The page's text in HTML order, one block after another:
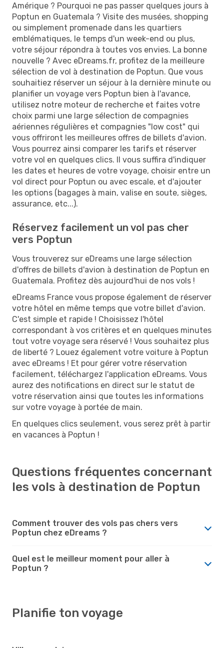
Amérique ? Pourquoi ne pas passer quelques jours à
Poptun en Guatemala ? Visite des musées, shopping
ou simplement promenade dans les quartiers
emblématiques, le temps d'un week-end ou plus,
votre séjour répondra à toutes vos envies. La bonne
nouvelle ? Avec eDreams.fr, profitez de la meilleure
sélection de vol à destination de Poptun. Que vous
souhaitiez réserver un séjour à la dernière minute ou
planifier un voyage vers Poptun bien à l'avance,
utilisez notre moteur de recherche et faites votre
choix parmi une large sélection de compagnies
aériennes régulières et compagnies "low cost" qui
vous offriront les meilleures offres de billets d'avion.
Vous pourrez ainsi comparer les tarifs et réserver
votre vol en quelques clics. Il vous suffira d'indiquer
les dates et heures de votre voyage, choisir entre un
vol direct pour Poptun ou avec escale, et d'ajouter
les options (bagages à main, valise en soute, sièges,
assurance, etc...).
Réservez facilement un vol pas cher
vers Poptun
Vous trouverez sur eDreams une large sélection
d'offres de billets d'avion à destination de Poptun en
Guatemala. Profitez dès aujourd'hui de nos vols !
eDreams France vous propose également de réserver
votre hôtel en même temps que votre billet d'avion.
C'est simple et rapide ! Choisissez l'hôtel
correspondant à vos critères et en quelques minutes
tout votre voyage sera réservé ! Vous souhaitez plus
de liberté ? Louez également votre voiture à Poptun
avec eDreams ! Et pour gérer votre réservation
facilement, téléchargez l'application eDreams. Vous
aurez des notifications en direct sur le statut de
votre réservation ainsi que toutes les informations
sur votre voyage à portée de main.
En quelques clics seulement, vous serez prêt à partir
en vacances à Poptun !
Questions fréquentes concernant
les vols à destination de Poptun
Comment trouver des vols pas chers vers
Poptun chez eDreams ?
Quel est le meilleur moment pour aller à
Poptun ?
Planifie ton voyage